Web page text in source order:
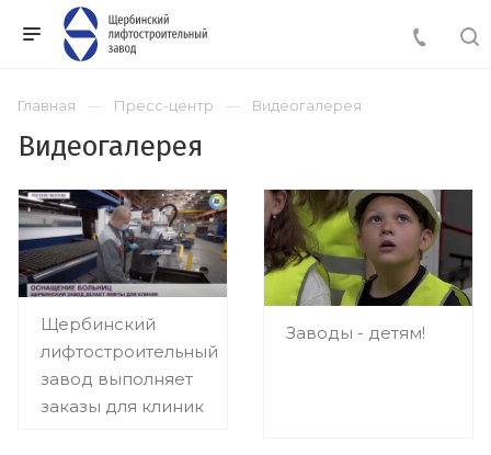
Главная Пресс-центр Видеогалерея
Видеогалерея
Щербинский
лифтостроительный
завод выполняет
заказы для клиник
Заводы - детям!